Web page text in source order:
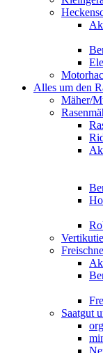
Alles um den
Mäher/
Saatgut